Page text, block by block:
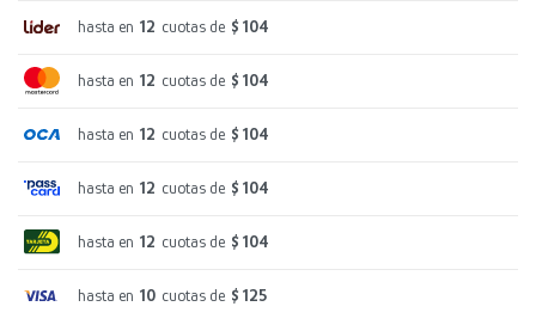
hasta en 12 cuotas de $ 104
hasta en 12 cuotas de $ 104
hasta en 12 cuotas de $ 104
hasta en 12 cuotas de $ 104
hasta en 12 cuotas de $ 104
hasta en 10 cuotas de $ 125